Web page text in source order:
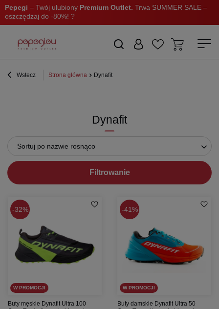
Pepegi – Twój ulubiony Premium Outlet. Trwa SUMMER SALE –
oszczędzaj do -80%! ?
Wstecz Strona główna Dynafit
Dynafit
Sortuj po nazwie rosnąco
Filtrowanie
32%
W PROMOCJI
Buty męskie Dynafit Ultra 100
41%
W PROMOCJI
Buty damskie Dynafit Ultra 50